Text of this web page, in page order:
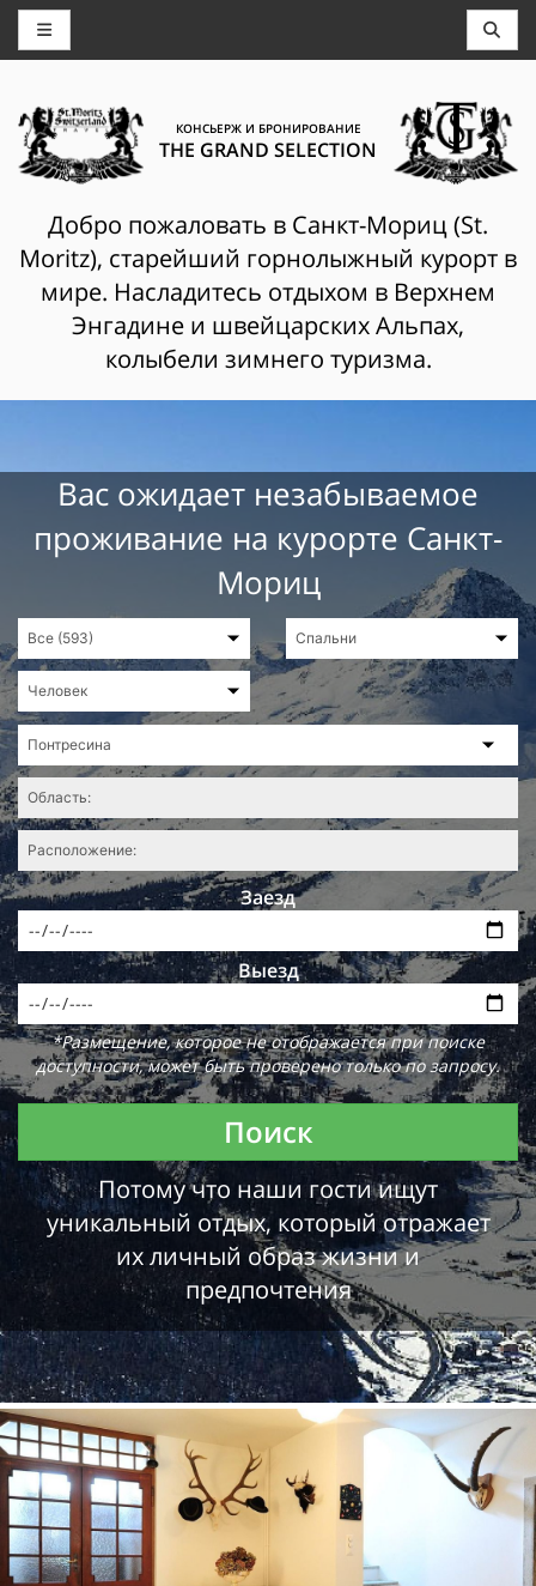
КОНСЬЕРЖ И БРОНИРОВАНИЕ
THE GRAND SELECTION
Добро пожаловать в Санкт-Мориц (St.
Moritz), старейший горнолыжный курорт в
мире. Насладитесь отдыхом в Верхнем
Энгадине и швейцарских Альпах,
колыбели зимнего туризма.
Вас ожидает незабываемое
проживание на курорте Санкт-
Мориц
Заезд
Выезд
*Размещение, которое не отображается при поиске
доступности, может быть проверено только по запросу.
Поиск
Потому что наши гости ищут
уникальный отдых, который отражает
их личный образ жизни и
предпочтения